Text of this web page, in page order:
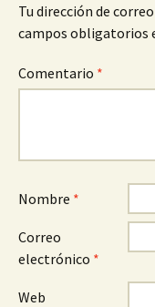
Tu dirección de
campos obligatorios
Comentario *
Nombre *
Correo
electrónico *
Web